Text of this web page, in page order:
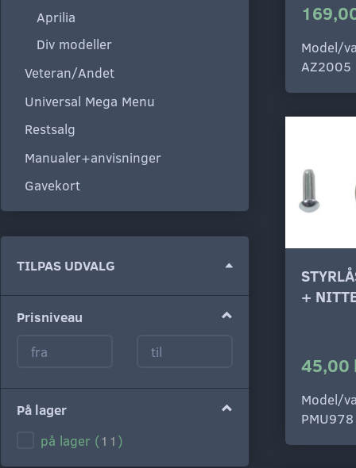
Aprilia
Div modeller
Veteran/Andet
Universal Mega Menu
Restsalg
Manualer+anvisninger
Gavekort
TILPAS UDVALG
Prisniveau
På lager
på lager (11 )
Model/
AZ2005
+
45,00
Model/
PMU978